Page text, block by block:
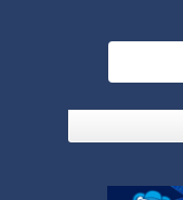
竜のエース、そし